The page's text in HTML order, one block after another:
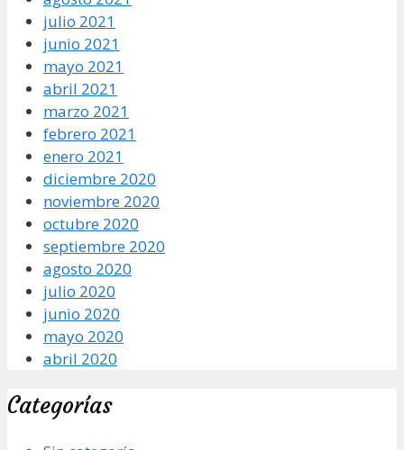
julio 2021
junio 2021
mayo 2021
abril 2021
marzo 2021
febrero 2021
enero 2021
diciembre 2020
noviembre 2020
octubre 2020
septiembre 2020
agosto 2020
julio 2020
junio 2020
mayo 2020
abril 2020
Categorías